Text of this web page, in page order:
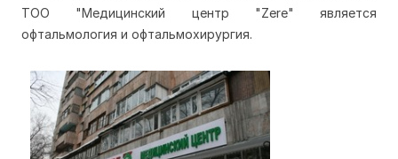
ТОО "Медицинский центр "Zere" является
офтальмология и офтальмохирургия.